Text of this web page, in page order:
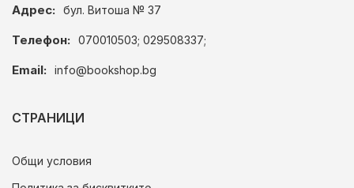
Адрес: бул. Витоша № 37
Телефон: 070010503; 029508337;
Email: info@bookshop.bg
СТРАНИЦИ
Общи условия